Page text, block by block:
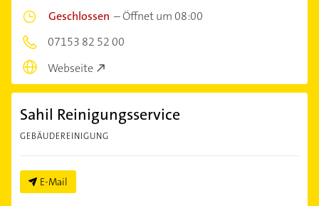
Geschlossen –Öffnet um 08:00
07153 82 52 00
Webseite
Sahil Reinigungsservice
GEBÄUDEREINIGUNG
E-Mail